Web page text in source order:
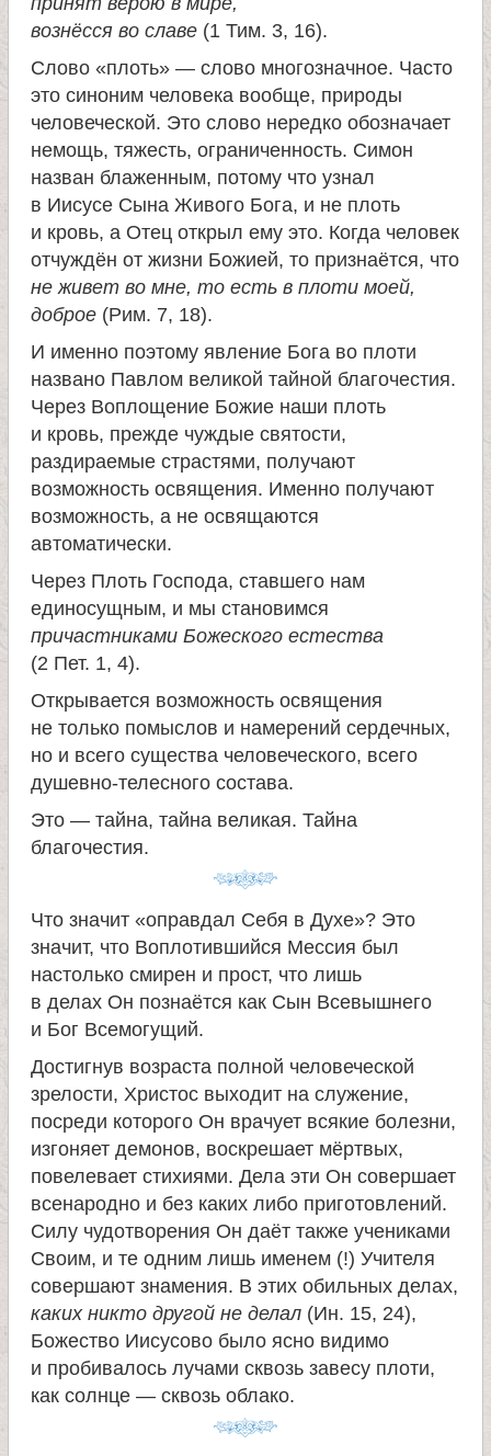
и
ц
л
и
л
я
П
н
л
и
м
о
н
а
н
вознёсся во славе (1 Тим. 3, 16).
Слово «плоть» — слово многозначное. Часто
это синоним человека вообще, природы
человеческой. Это слово нередко обозначает
немощь, тяжесть, ограниченность. Симон
назван блаженным, потому что узнал
в Иисусе Сына Живого Бога, и не плоть
и кровь, а Отец открыл ему это. Когда человек
отчуждён от жизни Божией, то признаётся, что
не живет во мне, то есть в плоти моей,
доброе (Рим. 7, 18).
И именно поэтому явление Бога во плоти
названо Павлом великой тайной благочестия.
Через Воплощение Божие наши плоть
и кровь, прежде чуждые святости,
раздираемые страстями, получают
возможность освящения. Именно получают
возможность, а не освящаются
автоматически.
Через Плоть Господа, ставшего нам
единосущным, и мы становимся
причастниками Божеского естества
(2 Пет. 1, 4).
Открывается возможность освящения
не только помыслов и намерений сердечных,
но и всего существа человеческого, всего
душевно-телесного состава.
Это — тайна, тайна великая. Тайна
благочестия.
Что значит «оправдал Себя в Духе»? Это
значит, что Воплотившийся Мессия был
настолько смирен и прост, что лишь
в делах Он познаётся как Сын Всевышнего
и Бог Всемогущий.
Достигнув возраста полной человеческой
зрелости, Христос выходит на служение,
посреди которого Он врачует всякие болезни,
изгоняет демонов, воскрешает мёртвых,
повелевает стихиями. Дела эти Он совершает
всенародно и без каких либо приготовлений.
Силу чудотворения Он даёт также учениками
Своим, и те одним лишь именем (!) Учителя
совершают знамения. В этих обильных делах,
каких никто другой не делал (Ин. 15, 24),
Божество Иисусово было ясно видимо
и пробивалось лучами сквозь завесу плоти,
как солнце — сквозь облако.